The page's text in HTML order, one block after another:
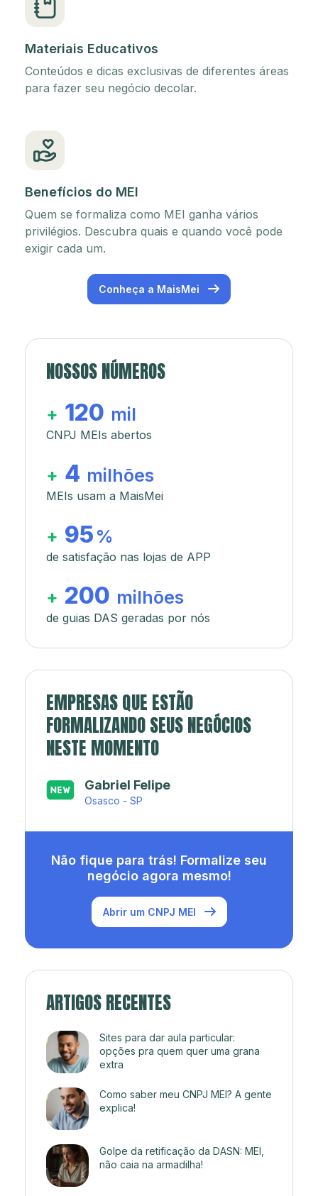
Materiais Educativos
Conteúdos e dicas exclusivas de diferentes áreas
para fazer seu negócio decolar.
Benefícios do MEI
Quem se formaliza como MEI ganha vários
privilégios. Descubra quais e quando você pode
exigir cada um.
Conheça a MaisMei
NOSSOS NÚMEROS
+ 120 mil
CNPJ MEIs abertos
+ 4 milhões
MEIs usam a MaisMei
+ 95 %
de satisfação nas lojas de APP
+ 200 milhões
de guias DAS geradas por nós
EMPRESAS QUE ESTÃO
FORMALIZANDO SEUS NEGÓCIOS
NESTE MOMENTO
Japa’s açaí e sorveteria
Rio de Janeiro - RJ
Não fique para trás! Formalize seu
negócio agora mesmo!
Abrir um CNPJ MEI
ARTIGOS RECENTES
Sites para dar aula particular:
opções pra quem quer uma grana
extra
Como saber meu CNPJ MEI? A gente
explica!
Golpe da retificação da DASN: MEI,
não caia na armadilha!